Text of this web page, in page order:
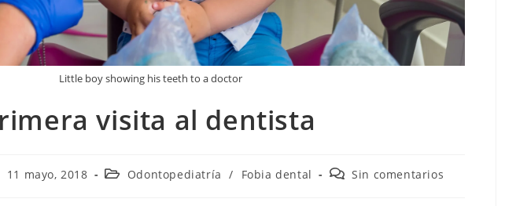
Little boy showing his teeth to a doctor
visita al dentista
11 mayo, 2018 Odontopediatría / Fobia dental Sin comentarios